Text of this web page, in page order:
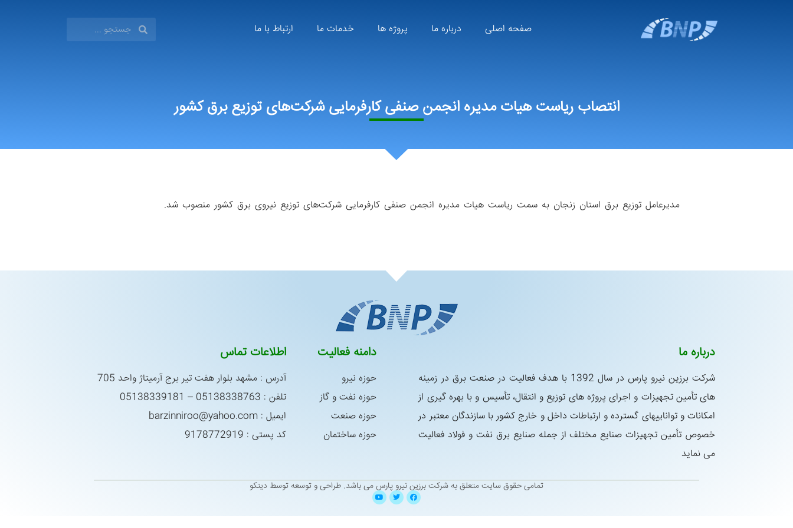
صفحه اصلی درباره ما پروژه ها خدمات ما ارتباط با ما
انتصاب ریاست هیات مدیره انجمن صنفی کارفرمایی شرکت‌های توزیع برق کشور
مدیرعامل توزیع برق استان زنجان به سمت ریاست هیات مدیره انجمن صنفی کارفرمایی شرکت‌های توزیع نیروی برق کشور منصوب شد.
درباره ما
شركت برزین نیرو پارس در سال 1392 با هدف فعالیت در صنعت برق در زمینه
های تأمین تجهیزات و اجرای پروژه های توزیع و انتقال، تأسیس و با بهره گیری از
امكانات و تواناییهای گسترده و ارتباطات داخل و خارج كشور با سازندگان معتبر در
خصوص تأمین تجهیزات صنایع مختلف از جمله صنایع برق نفت و فولاد فعالیت
می نماید
دامنه فعالیت
حوزه نیرو
حوزه نفت و گاز
حوزه صنعت
حوزه ساختمان
اطلاعات تماس
آدرس : مشهد بلوار هفت تیر برج آرمیتاژ واحد 705
تلفن : 05138338763 – 05138339181
ایمیل : barzinniroo@yahoo.com
کد پستی : 9178772919
تمامی حقوق سایت متعلق به شرکت برزین نیرو پارس می باشد. طراحی و توسعه توسط دیتکو